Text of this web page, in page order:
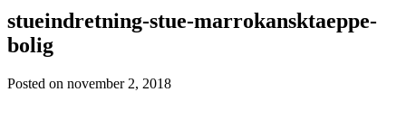
stueindretning-stue-marrokansktaeppe-
bolig
Posted on november 2, 2018